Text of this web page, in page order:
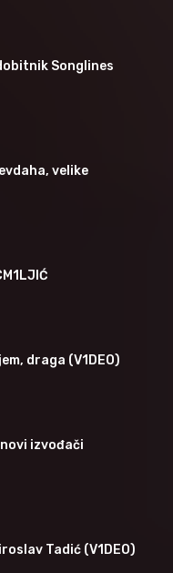
Songlines
velike
draga (V1DEO)
izvođači
Tadić (V1DEO)